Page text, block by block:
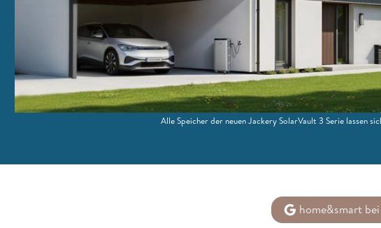
Alle Speicher der neuen Jackery SolarVault 3 Serie lassen
home&smart